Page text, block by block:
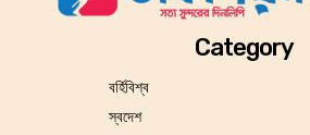
Category
বর্হিবিশ্ব
স্বদেশ